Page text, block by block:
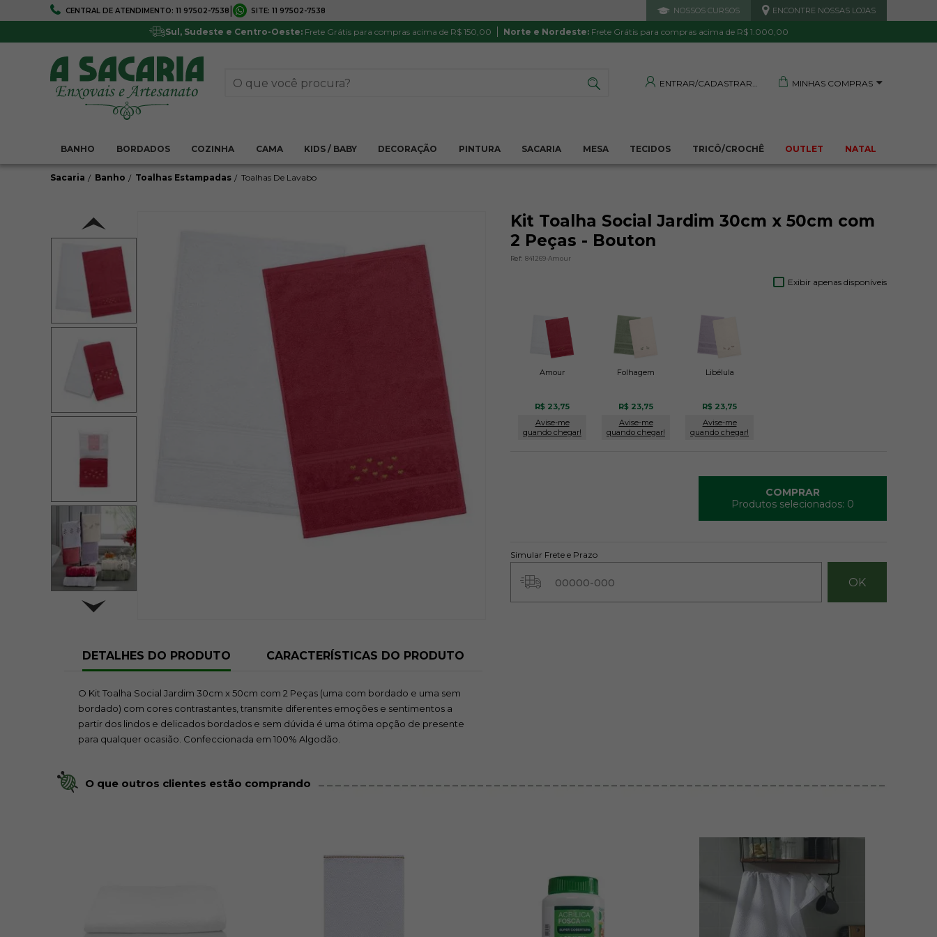
CENTRAL DE ATENDIMENTO: 11 97502-7538 SITE: 11 97502-7538 NOSSOS CURSOS ENCONTRE NOSSAS LOJAS
Sul, Sudeste e Centro-Oeste:Frete Grátis para compras acima de R$ 150,00 Norte e Nordeste:Frete Grátis para compras acima de R$ 1.000,00
ENTRAR/CADASTRAR MINHAS COMPRAS
BANHO BORDADOS COZINHA CAMA KIDS / BABY DECORAÇÃO PINTURA SACARIA MESA TECIDOS TRICÔ/CROCHÊ OUTLET NATAL
FRETE GRÁTIS 5% DE DESCONTO
Pagamentos via boleto ou PIX Parcela mínima R$ 20,00
PRODUTO DE QUALIDADE
Satisfação Garantida
TRANQUILIDADE E PROTEÇÃO
Sacaria Banho Toalhas Estampadas Toalhas De Lavabo
Kit Toalha Social Jardim 30cm x 50cm com
2 Peças - Bouton
Ref: 841269-Amour
Exibir apenas disponíveis
Amour
R$ 23,75
Avise-me
quando chegar!
Folhagem
R$ 23,75
Avise-me
quando chegar!
Libélula
R$ 23,75
Avise-me
quando chegar!
COMPRAR
Produtos selecionados: 0
Simular Frete e Prazo
DETALHES DO PRODUTO CARACTERÍSTICAS DO PRODUTO
O Kit Toalha Social Jardim 30cm x 50cm com 2 Peças (uma com bordado e uma sem
bordado) com cores contrastantes, transmite diferentes emoções e sentimentos a
partir dos lindos e delicados bordados e sem dúvida é uma ótima opção de presente
para qualquer ocasião. Confeccionada em 100% Algodão.
O que outros clientes estão comprando